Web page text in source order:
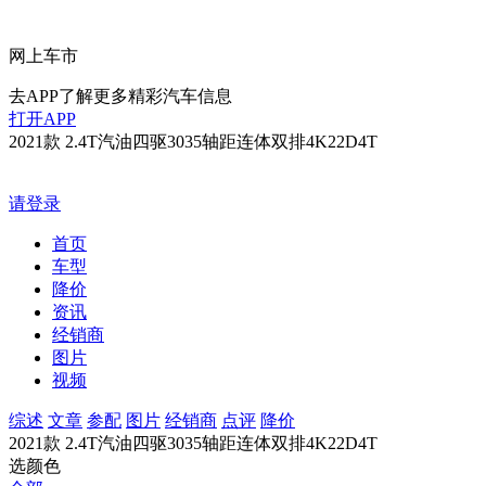
网上车市
去APP了解更多精彩汽车信息
打开APP
2021款 2.4T汽油四驱3035轴距连体双排4K22D4T
请登录
首页
车型
降价
资讯
经销商
图片
视频
综述 文章 参配 图片 经销商 点评 降价
2021款 2.4T汽油四驱3035轴距连体双排4K22D4T
选颜色